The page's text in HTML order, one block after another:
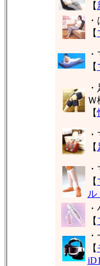
【
【
【
Ｗ
【
【
【
ル
【
【